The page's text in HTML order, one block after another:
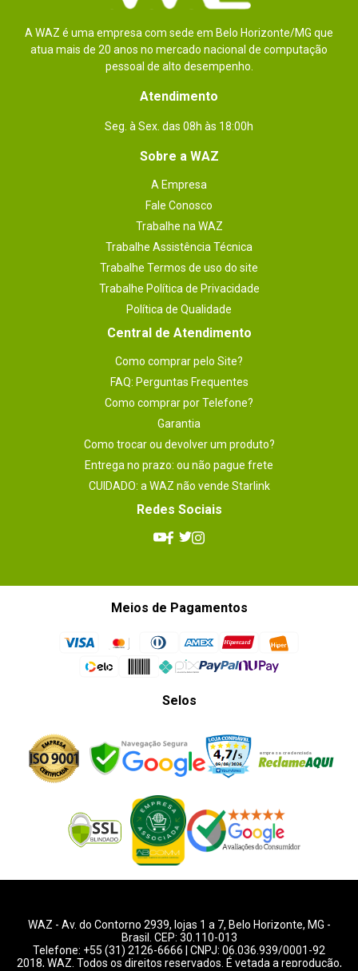
A WAZ é uma empresa com sede em Belo Horizonte/MG que
atua mais de 20 anos no mercado nacional de computação
pessoal de alto desempenho.
Atendimento
Seg. à Sex. das 08h às 18:00h
Sobre a WAZ
A Empresa
Fale Conosco
Trabalhe na WAZ
Trabalhe Assistência Técnica
Trabalhe Termos de uso do site
Trabalhe Política de Privacidade
Política de Qualidade
Central de Atendimento
Como comprar pelo Site?
FAQ: Perguntas Frequentes
Como comprar por Telefone?
Garantia
Como trocar ou devolver um produto?
Entrega no prazo: ou não pague frete
CUIDADO: a WAZ não vende Starlink
Redes Sociais
Meios de Pagamentos
Selos
WAZ - Av. do Contorno 2939, lojas 1 a 7, Belo Horizonte, MG -
Brasil. CEP: 30.110-013
Telefone: +55 (31) 2126-6666 | CNPJ: 06.036.939/0001-92
2018, WAZ. Todos os direitos reservados. É vetada a reprodução,